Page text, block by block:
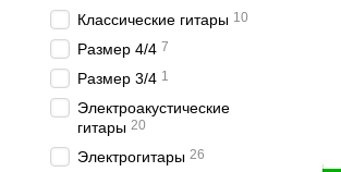
Классические гитары 10
Размер 4/4 7
Размер 3/4 1
Электроакустические
гитары 20
Электрогитары 26